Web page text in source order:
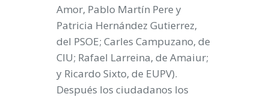
Amor, Pablo Martín Pere y
Patricia Hernández Gutierrez,
del PSOE; Carles Campuzano, de
CIU; Rafael Larreina, de Amaiur;
y Ricardo Sixto, de EUPV).
Después los ciudadanos los